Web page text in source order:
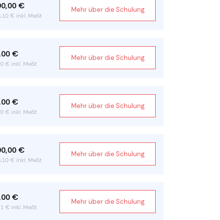
€
€ inkl. MwSt
Mehr über die Schulung
€
€ inkl. MwSt
Mehr über die Schulung
€
€ inkl. MwSt
Mehr über die Schulung
€
€ inkl. MwSt
Mehr über die Schulung
€
€ inkl. MwSt
Mehr über die Schulung